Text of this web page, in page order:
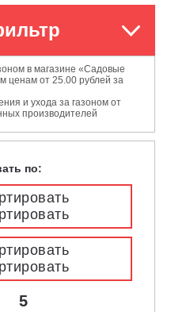
в магазине «Садовые
ценам от 25.00 рублей за
и ухода за газоном от
производителей
по:
5